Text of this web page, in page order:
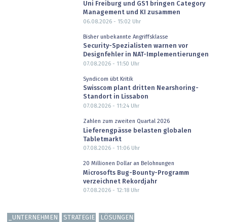
Uni Freiburg und GS1 bringen Category
Management und KI zusammen
06.08.2026 - 15:02 Uhr
Bisher unbekannte Angriffsklasse
Security-Spezialisten warnen vor
Designfehler in NAT-Implementierungen
07.08.2026 - 11:50 Uhr
Syndicom übt Kritik
Swisscom plant dritten Nearshoring-
Standort in Lissabon
07.08.2026 - 11:24Uhr
Zahlen zum zweiten Quartal 2026
Lieferengpässe belasten globalen
Tabletmarkt
07.08.2026 - 11:06Uhr
20 Millionen Dollar an Belohnungen
Microsofts Bug-Bounty-Programm
verzeichnet Rekordjahr
07.08.2026 - 12:18Uhr
_UNTERNEHMEN STRATEGIE LÖSUNGEN